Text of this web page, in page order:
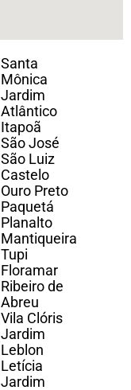
Santa
Mônica
Jardim
Atlântico
Itapoã
São José
São Luiz
Castelo
Ouro Preto
Paquetá
Planalto
Mantiqueira
Tupi
Floramar
Ribeiro de
Abreu
Vila Clóris
Jardim
Leblon
Letícia
Jardim